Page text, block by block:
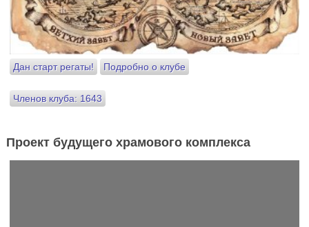
Дан старт регаты! Подробно о клубе
Членов клуба: 1643
Проект будущего храмового комплекса